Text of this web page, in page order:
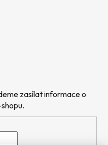
zasílat informace o